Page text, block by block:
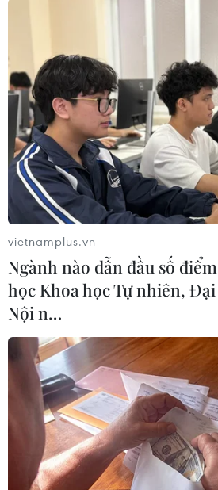
CEO Apple: Các quy
tin là điều "không thể tránh"
Giám đốc điều hành của Apple
chính phủ ban hành các quy
công nghệ và mạng xã hội nhằm
nhân sẽ là điều "chắc chắn xảy
vietnamplus.vn
Ngành nào dẫn đầu số
học Khoa học Tự nhiên, Đại
Nội n…